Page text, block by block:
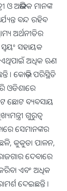
ଅଭିଭାବକ ମାନଙ୍କ
ବନ୍ଦ ରହିବ
ଅର୍ଥନୀତିର
ସହାୟକ
ଅଧିକ ଋଣ
। କୋଭିଡ଼ ପରିସ୍ଥିତି
ଓଡିଶାରେ
ଛୋଟ ବ୍ୟବସାୟ
ଗୁରୁତ୍ବ
ସେମାନଙ୍କର
କୁକୁଡା ପାଳନ,
ଦେବାରେ
ଏବଂ ଅଧିକ
ଦେଇଛନ୍ତି ।